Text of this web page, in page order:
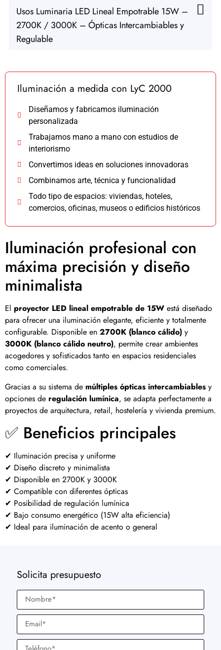
Usos Luminaria LED Lineal Empotrable 15W –
2700K / 3000K – Ópticas Intercambiables y
Regulable
Iluminación a medida con LyC 2000
Diseñamos y fabricamos iluminación
personalizada
Trabajamos mano a mano con estudios de
interiorismo
Convertimos ideas en soluciones innovadoras
Combinamos arte, técnica y funcionalidad
Todo tipo de espacios: viviendas, hoteles,
comercios, oficinas, museos o edificios históricos
Iluminación profesional con
máxima precisión y diseño
minimalista
El proyector LED lineal empotrable de 15W está diseñado
para ofrecer una iluminación elegante, eficiente y totalmente
configurable. Disponible en 2700K (blanco cálido) y
3000K (blanco cálido neutro), permite crear ambientes
acogedores y sofisticados tanto en espacios residenciales
como comerciales.
Gracias a su sistema de múltiples ópticas intercambiables y
opciones de regulación lumínica, se adapta perfectamente a
proyectos de arquitectura, retail, hostelería y vivienda premium.
✅ Beneficios principales
✔ Iluminación precisa y uniforme
✔ Diseño discreto y minimalista
✔ Disponible en 2700K y 3000K
✔ Compatible con diferentes ópticas
✔ Posibilidad de regulación lumínica
✔ Bajo consumo energético (15W alta eficiencia)
✔ Ideal para iluminación de acento o general
Solicita presupuesto